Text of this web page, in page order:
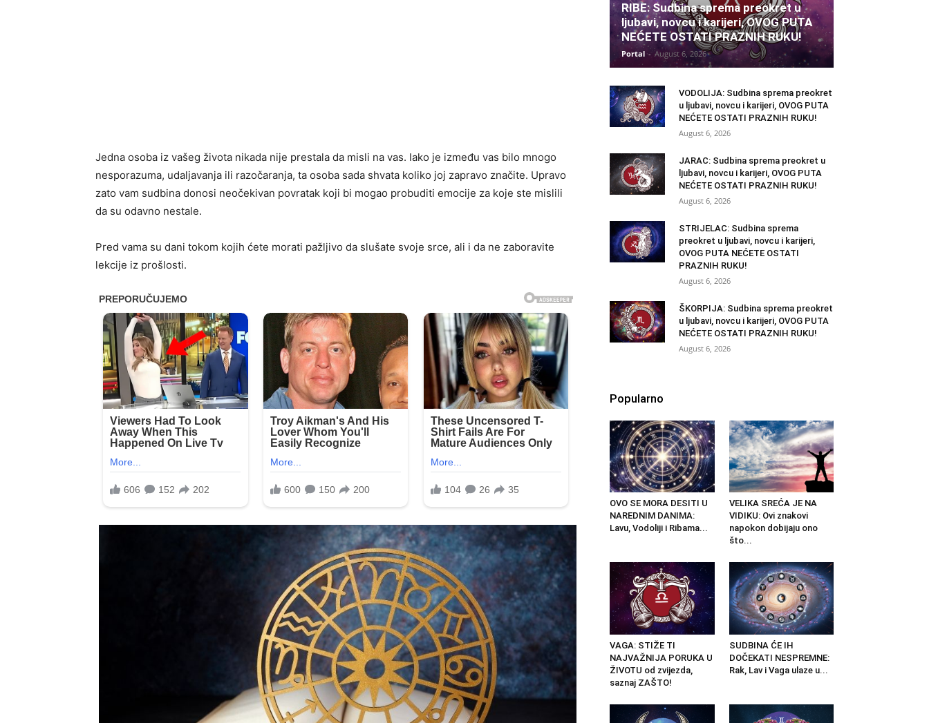
Jedna osoba iz vašeg života nikada nije prestala da misli na vas. Iako je između vas bilo mnogo
nesporazuma, udaljavanja ili razočaranja, ta osoba sada shvata koliko joj zapravo značite. Upravo
zato vam sudbina donosi neočekivan povratak koji bi mogao probuditi emocije za koje ste mislili
da su odavno nestale.
Pred vama su dani tokom kojih ćete morati pažljivo da slušate svoje srce, ali i da ne zaboravite
lekcije iz prošlosti.
RIBE: Sudbina sprema preokret u
ljubavi, novcu i karijeri, OVOG PUTA
NEĆETE OSTATI PRAZNIH RUKU!
Portal - August 6, 2026
VODOLIJA: Sudbina sprema preokret
u ljubavi, novcu i karijeri, OVOG PUTA
NEĆETE OSTATI PRAZNIH RUKU!
August 6, 2026
JARAC: Sudbina sprema preokret u
ljubavi, novcu i karijeri, OVOG PUTA
NEĆETE OSTATI PRAZNIH RUKU!
August 6, 2026
STRIJELAC: Sudbina sprema
preokret u ljubavi, novcu i karijeri,
OVOG PUTA NEĆETE OSTATI
PRAZNIH RUKU!
August 6, 2026
ŠKORPIJA: Sudbina sprema preokret
u ljubavi, novcu i karijeri, OVOG PUTA
NEĆETE OSTATI PRAZNIH RUKU!
August 6, 2026
Popularno
OVO SE MORA DESITI U
NAREDNIM DANIMA:
Lavu, Vodoliji i Ribama...
VELIKA SREĆA JE NA
VIDIKU: Ovi znakovi
napokon dobijaju ono
što...
VAGA: STIŽE TI
NAJVAŽNIJA PORUKA U
ŽIVOTU od zvijezda,
saznaj ZAŠTO!
SUDBINA ĆE IH
DOČEKATI NESPREMNE:
Rak, Lav i Vaga ulaze u...